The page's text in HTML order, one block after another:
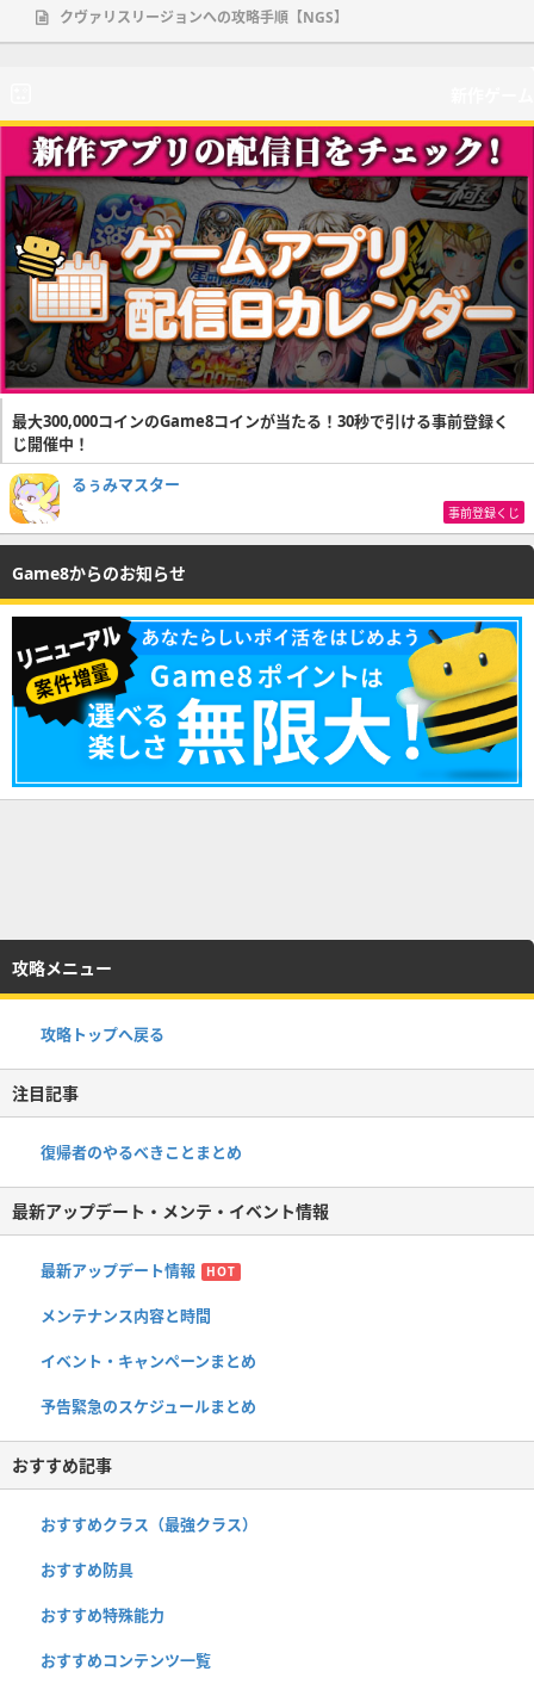
クヴァリスリージョンへの攻略手順【NGS】
最大300,000コインのGame8コインが当たる！30秒で引ける事前登録く
じ開催中！
るぅみマスター
事前登録くじ
Game8からのお知らせ
攻略メニュー
攻略トップへ戻る
注目記事
復帰者のやるべきことまとめ
最新アップデート・メンテ・イベント情報
最新アップデート情報 HOT
メンテナンス内容と時間
イベント・キャンペーンまとめ
予告緊急のスケジュールまとめ
おすすめ記事
おすすめクラス（最強クラス）
おすすめ防具
おすすめ特殊能力
おすすめコンテンツ一覧